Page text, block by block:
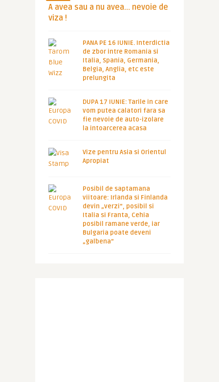
A avea sau a nu avea… nevoie de
viza !
PANA PE 16 IUNIE. Interdictia
de zbor intre Romania si
Italia, Spania, Germania,
Belgia, Anglia, etc este
prelungita
DUPA 17 IUNIE: Tarile in care
vom putea calatori fara sa
fie nevoie de auto-izolare
la intoarcerea acasa
Vize pentru Asia si Orientul
Apropiat
Posibil de saptamana
viitoare: Irlanda si Finlanda
devin „verzi”, posibil si
Italia si Franta, Cehia
posibil ramane verde, iar
Bulgaria poate deveni
„galbena”